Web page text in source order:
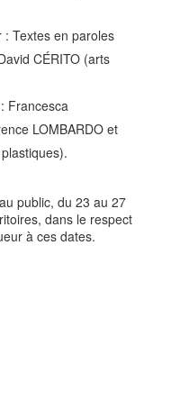
: Textes en paroles
CÉRITO (arts
Francesca
LOMBARDO et
public, du 23 au 27
dans le respect
à ces dates.